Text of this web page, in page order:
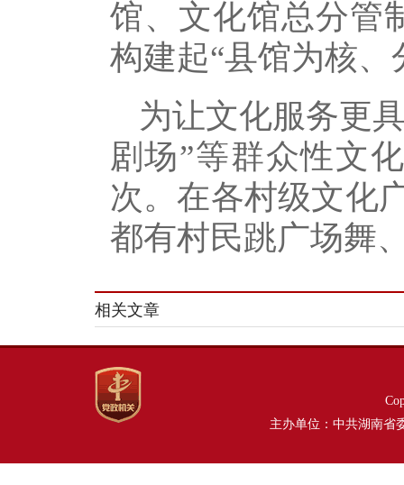
馆、文化馆总分管
构建起“县馆为核
为让文化服务更
剧场”等群众性文
次。在各村级文化
都有村民跳广场舞
相关文章
主办单位：中共湖南省